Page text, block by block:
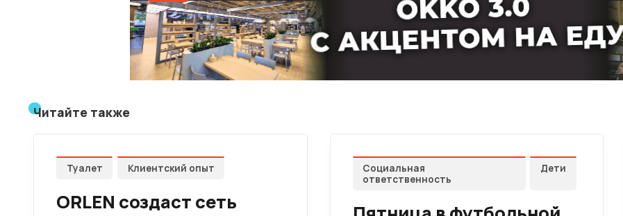
Читайте также
Туалет Клиентский опыт
ORLEN создаст сеть
Социальная
ответственность
Дети